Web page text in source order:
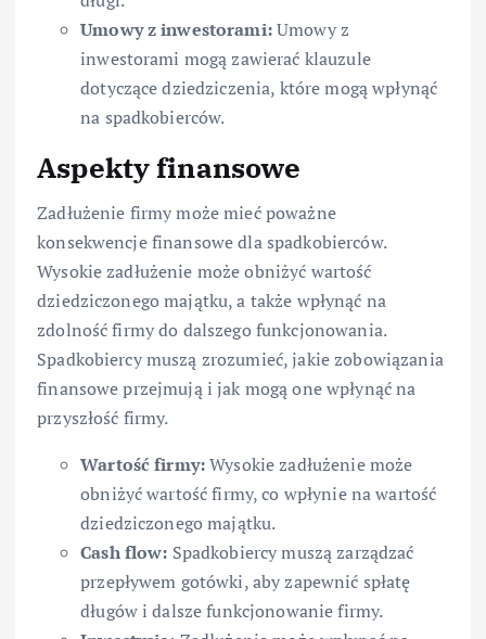
Umowy z inwestorami:Umowy z
inwestorami mogą zawierać klauzule
dotyczące dziedziczenia, które mogą wpłynąć
na spadkobierców.
Aspekty finansowe
Zadłużenie firmy może mieć poważne
konsekwencje finansowe dla spadkobierców.
Wysokie zadłużenie może obniżyć wartość
dziedziczonego majątku, a także wpłynąć na
zdolność firmy do dalszego funkcjonowania.
Spadkobiercy muszą zrozumieć, jakie zobowiązania
finansowe przejmują i jak mogą one wpłynąć na
przyszłość firmy.
Wartość firmy:Wysokie zadłużenie może
obniżyć wartość firmy, co wpłynie na wartość
dziedziczonego majątku.
Cash flow: Spadkobiercy muszą zarządzać
przepływem gotówki, aby zapewnić spłatę
długów i dalsze funkcjonowanie firmy.